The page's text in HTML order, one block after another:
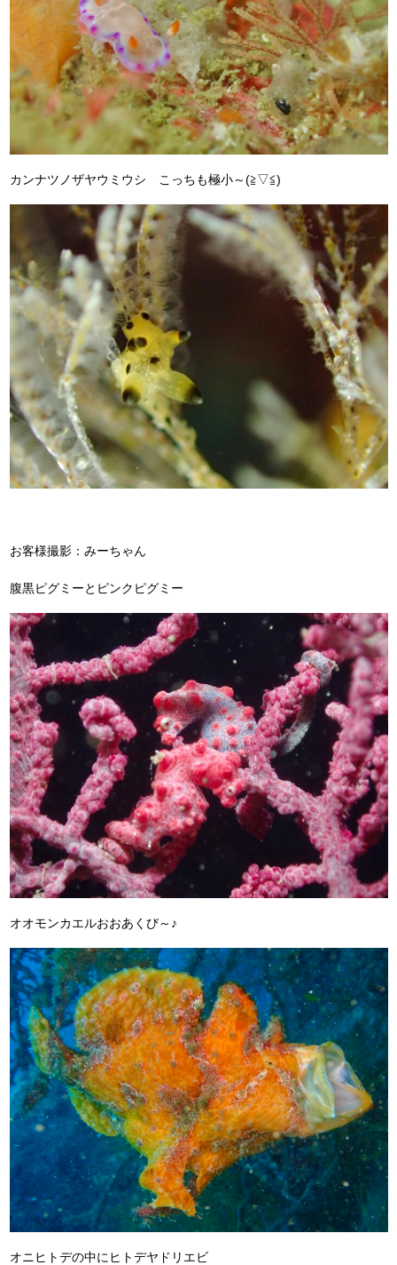
カンナツノザヤウミウシ こっちも極小～(≧▽≦)
お客様撮影：みーちゃん
腹黒ピグミーとピンクピグミー
オオモンカエルおおあくび～♪
オニヒトデの中にヒトデヤドリエビ